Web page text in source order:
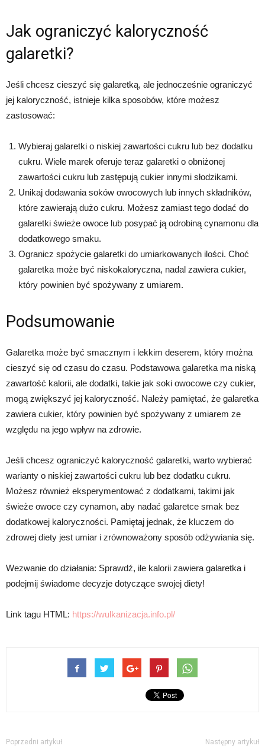
Jak ograniczyć kaloryczność
galaretki?
Jeśli chcesz cieszyć się galaretką, ale jednocześnie ograniczyć
jej kaloryczność, istnieje kilka sposobów, które możesz
zastosować:
Wybieraj galaretki o niskiej zawartości cukru lub bez dodatku
cukru. Wiele marek oferuje teraz galaretki o obniżonej
zawartości cukru lub zastępują cukier innymi słodzikami.
Unikaj dodawania soków owocowych lub innych składników,
które zawierają dużo cukru. Możesz zamiast tego dodać do
galaretki świeże owoce lub posypać ją odrobiną cynamonu dla
dodatkowego smaku.
Ogranicz spożycie galaretki do umiarkowanych ilości. Choć
galaretka może być niskokaloryczna, nadal zawiera cukier,
który powinien być spożywany z umiarem.
Podsumowanie
Galaretka może być smacznym i lekkim deserem, który można
cieszyć się od czasu do czasu. Podstawowa galaretka ma niską
zawartość kalorii, ale dodatki, takie jak soki owocowe czy cukier,
mogą zwiększyć jej kaloryczność. Należy pamiętać, że galaretka
zawiera cukier, który powinien być spożywany z umiarem ze
względu na jego wpływ na zdrowie.
Jeśli chcesz ograniczyć kaloryczność galaretki, warto wybierać
warianty o niskiej zawartości cukru lub bez dodatku cukru.
Możesz również eksperymentować z dodatkami, takimi jak
świeże owoce czy cynamon, aby nadać galaretce smak bez
dodatkowej kaloryczności. Pamiętaj jednak, że kluczem do
zdrowej diety jest umiar i zrównoważony sposób odżywiania się.
Wezwanie do działania: Sprawdź, ile kalorii zawiera galaretka i
podejmij świadome decyzje dotyczące swojej diety!
Link tagu HTML: https://wulkanizacja.info.pl/
Poprzedni artykuł Następny artykuł